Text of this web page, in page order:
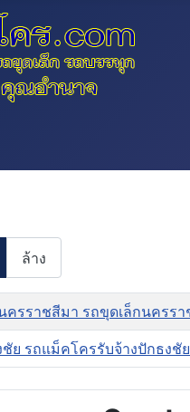
ล้าง
รราชสีมา รถขุดเล็กนครร
ย รถแม็คโครรับจ้างปักธง